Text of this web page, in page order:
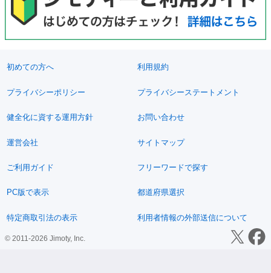
初めての方へ 利用規約
プライバシーポリシー プライバシーステートメント
健全化に資する運用方針 お問い合わせ
運営会社 サイトマップ
ご利用ガイド フリーワードで探す
PC版で表示 都道府県選択
特定商取引法の表示 利用者情報の外部送信について
© 2011-2026 Jimoty, Inc.